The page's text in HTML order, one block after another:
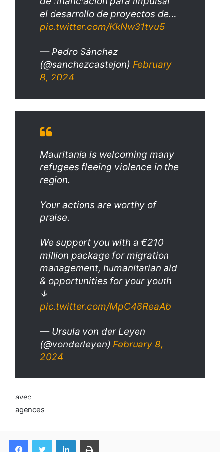
el desarrollo de proyectos de…
pic.twitter.com/KkNw31tvu5
— Pedro Sánchez
(@sanchezcastejon) February
8, 2024
Mauritania is welcoming many
refugees fleeing violence in the
region.
Your actions are worthy of
praise.
We support you with a €210
million package for migration
management, humanitarian aid
& opportunities for your youth
↓
pic.twitter.com/MpC46ReaAb
— Ursula von der Leyen
(@vonderleyen) February 8,
2024
avec
agences
FacebookTwitter LinkedinImprimer